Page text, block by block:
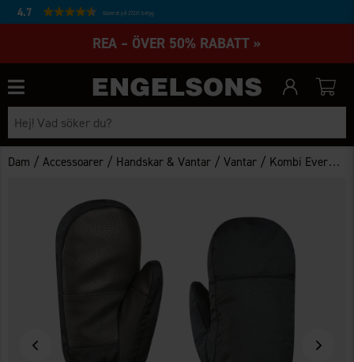
4.7 Baserat på 27231 betyg
REA – ÖVER 50% RABATT »
Dam /Accessoarer / Handskar & Vantar /Vantar / Kombi Everyday Tumvantar Dam